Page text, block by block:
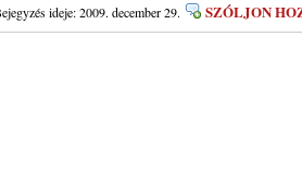
ideje: 2009. december 29. SZÓLJON